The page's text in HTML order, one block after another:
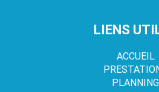
LIENS
ACCUEIL
PLANNING